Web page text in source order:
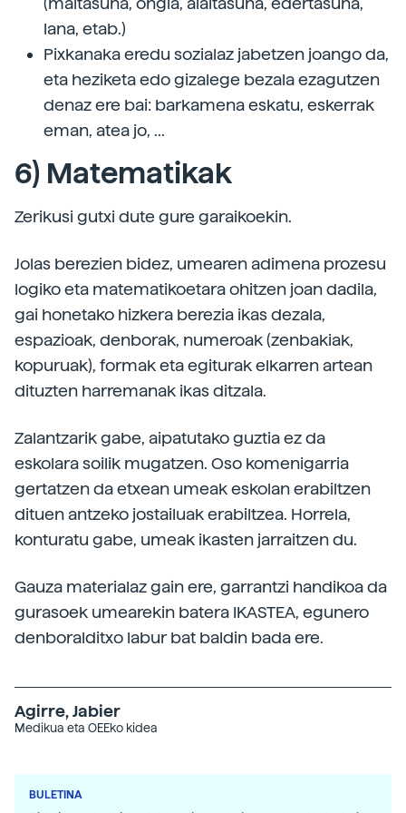
lana, etab.)
Pixkanaka eredu sozialaz jabetzen joango da,
eta heziketa edo gizalege bezala ezagutzen
denaz ere bai: barkamena eskatu, eskerrak
eman, atea jo, ...
6) Matematikak
Zerikusi gutxi dute gure garaikoekin.
Jolas berezien bidez, umearen adimena prozesu
logiko eta matematikoetara ohitzen joan dadila,
gai honetako hizkera berezia ikas dezala,
espazioak, denborak, numeroak (zenbakiak,
kopuruak), formak eta egiturak elkarren artean
dituzten harremanak ikas ditzala.
Zalantzarik gabe, aipatutako guztia ez da
eskolara soilik mugatzen. Oso komenigarria
gertatzen da etxean umeak eskolan erabiltzen
dituen antzeko jostailuak erabiltzea. Horrela,
konturatu gabe, umeak ikasten jarraitzen du.
Gauza materialaz gain ere, garrantzi handikoa da
gurasoek umearekin batera IKASTEA, egunero
denboralditxo labur bat baldin bada ere.
Agirre, Jabier
Medikua eta OEEko kidea
BULETINA